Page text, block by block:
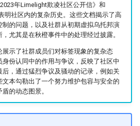
年Limelight欺凌社区公开信》和
明社区内的复杂历史。这些文档揭示了高
的问题，以及社群从初期虚拟乌托邦演
尤其是在秋橙事件中的处理经过披露。
示了社群成员们对标签现象的复杂态
身份认同中的作用与争议，反映了社区中
，通过猛烈争议及骚动的记录，例如关
本勾勒出了一个努力维护包容与安全的
的动态图景。